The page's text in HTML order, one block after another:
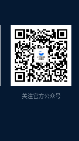
关注官方公众号